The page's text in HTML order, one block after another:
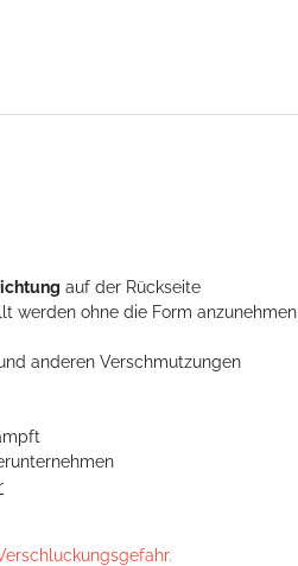
auf der Rückseite
werden ohne die Form anzunehmen
anderen Verschmutzungen